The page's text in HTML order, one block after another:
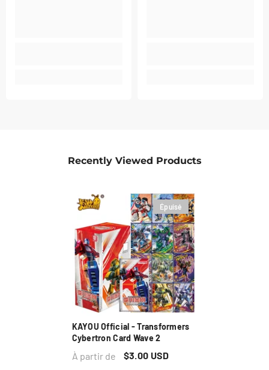
Recently Viewed Products
Épuisé
KAYOU Official - Transformers
Cybertron Card Wave 2
À partir de $3.00 USD